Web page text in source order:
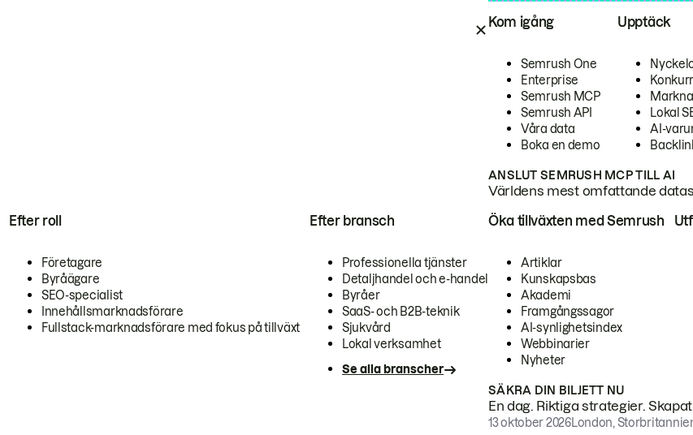
Kom igång
Semrush One
Enterprise
Semrush MCP
Semrush API
Våra data
Boka en demo
Upptäck
Lokal
AI-
ANSLUT SEMRUSH MCP TILL AI
Världens mest omfattande
Efter roll
Företagare
Byråägare
SEO-specialist
Innehållsmarknadsförare
Fullstack-marknadsförare med fokus på tillväxt
Efter bransch
Professionella tjänster
Detaljhandel och e-handel
Byråer
SaaS- och B2B-teknik
Sjukvård
Lokal verksamhet
Se alla branscher
Öka tillväxten med Semrush
Artiklar
Kunskapsbas
Akademi
Framgångssagor
AI-synlighetsindex
Webbinarier
Nyheter
SÄKRA DIN BILJETT NU
En dag. Riktiga strategier.
13 oktober 2026London,